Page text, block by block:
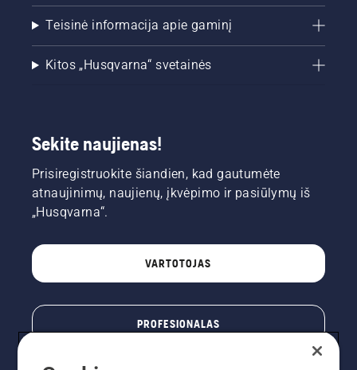
Teisinė informacija apie gaminį
Kitos „Husqvarna“ svetainės
Sekite naujienas!
Prisiregistruokite šiandien, kad gautumėte
atnaujinimų, naujienų, įkvėpimo ir pasiūlymų iš
„Husqvarna“.
VARTOTOJAS
PROFESIONALAS